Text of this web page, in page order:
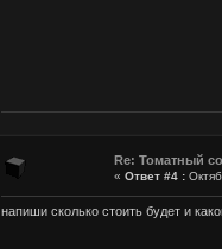
Re: Томатный
« Ответ #4 :
напиши сколько стоить будет и